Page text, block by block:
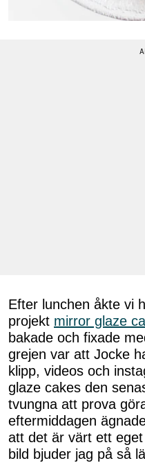
Efter lunchen åkte vi
projekt mirror glaze
bakade och fixade
grejen var att Jocke
klipp, videos och
glaze cakes den
tvungna att prova
eftermiddagen
att det är värt ett
bild bjuder jag på så